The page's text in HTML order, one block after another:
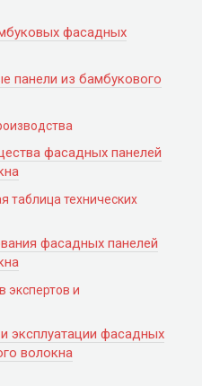
фасадных
панели из бамбукового
фасадных панелей
таблица технических
фасадных панелей
экспертов и
эксплуатации фасадных
волокна